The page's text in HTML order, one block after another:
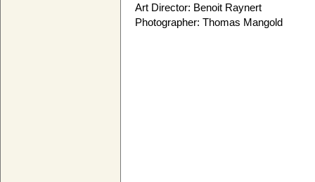
Art Director: Benoit Raynert
Photographer: Thomas Mangold